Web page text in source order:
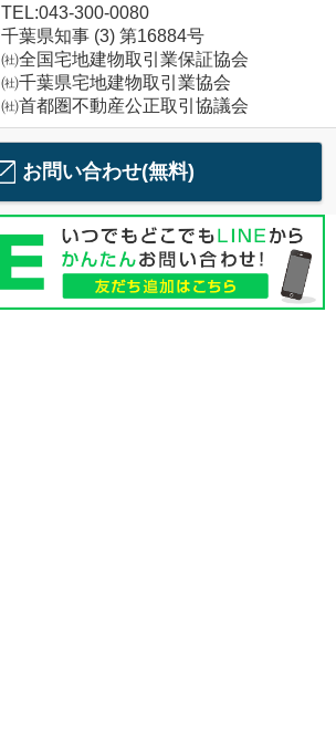
TEL:043-300-0080
千葉県知事 (3) 第16884号
㈳全国宅地建物取引業保証協会
㈳千葉県宅地建物取引業協会
㈳首都圏不動産公正取引協議会
お問い合わせ(無料)